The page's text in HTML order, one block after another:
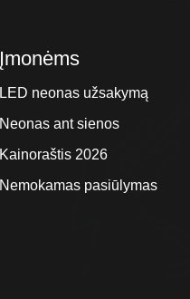
Įmonėms
LED neonas užsakymą
Neonas ant sienos
Kainoraštis 2026
Nemokamas pasiūlymas